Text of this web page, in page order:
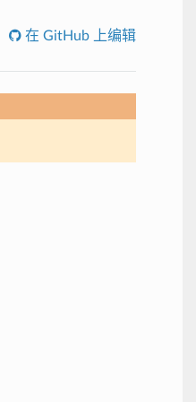
在 GitHub 上编辑